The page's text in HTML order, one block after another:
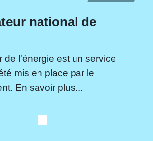
national de
de l'énergie est un service
mis en place par le
En savoir plus...